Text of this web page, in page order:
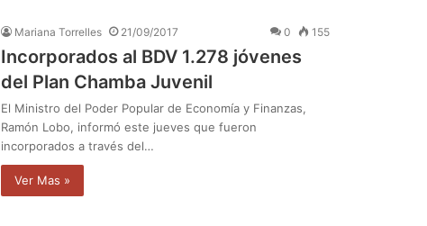
Mariana Torrelles 21/09/2017 0 155
Incorporados al BDV 1.278 jóvenes
del Plan Chamba Juvenil
El Ministro del Poder Popular de Economía y Finanzas,
Ramón Lobo, informó este jueves que fueron
incorporados a través del…
Ver Mas »